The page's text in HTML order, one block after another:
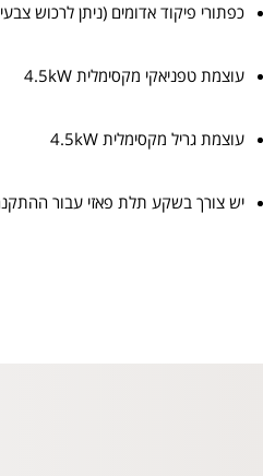
כפתורי פיקוד אדומים (ניתן לרכוש
עוצמת טפניאקי מקסימלית 4.5kW
עוצמת גריל מקסימלית 4.5kW
יש צורך בשקע תלת פאזי עבור